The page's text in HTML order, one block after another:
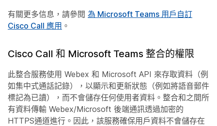
有關更多信息，請參閱 為 Microsoft Teams 用戶自訂
Cisco Call 應用 。
Cisco Call 和 Microsoft Teams 整合的權限
此整合服務使用 Webex 和 Microsoft API 來存取資料（例
如集中式通話記錄），以顯示和更新狀態（例如將語音郵件
標記為已讀），而不會儲存任何使用者資料。整合和之間所
有資料傳輸 Webex/Microsoft 後端通訊透過加密的
HTTPS通道進行。因此，該服務確保用戶資料不會儲存在